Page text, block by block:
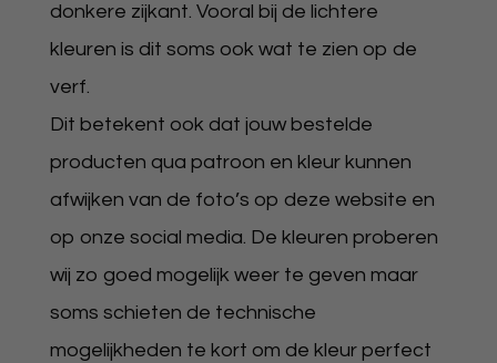
donkere zijkant. Vooral bij de lichtere
kleuren is dit soms ook wat te zien op de
verf.
Dit betekent ook dat jouw bestelde
producten qua patroon en kleur kunnen
afwijken van de foto’s op deze website en
op onze social media. De kleuren proberen
wij zo goed mogelijk weer te geven maar
soms schieten de technische
mogelijkheden te kort om de kleur perfect